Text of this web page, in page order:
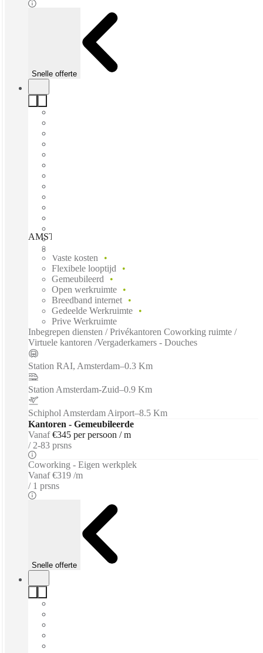
Snelle offerte
AMSTERDAM, Spaces Zuidas I, Amsterdam, 1083 HN
Vaste kosten
Flexibele looptijd
Gemeubileerd
Open werkruimte
Breedband internet
Gedeelde Werkruimte
Prive Werkruimte
Inbegrepen diensten / Privékantoren Coworking ruimte /
Virtuele kantoren /Vergaderkamers - Douches
Station RAI, Amsterdam–0.3 Km
Station Amsterdam-Zuid–0.9 Km
Schiphol Amsterdam Airport–8.5 Km
Kantoren - Gemeubileerde
Vanaf €345 per persoon / m
2-83 prsns
Coworking - Eigen werkplek
Vanaf €319 /m
1 prsns
Snelle offerte